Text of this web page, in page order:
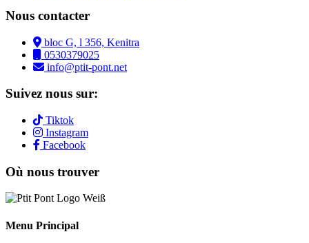
Nous contacter
bloc G, l 356, Kenitra
0530379025
info@ptit-pont.net
Suivez nous sur:
Tiktok
Instagram
Facebook
Où nous trouver
Menu Principal